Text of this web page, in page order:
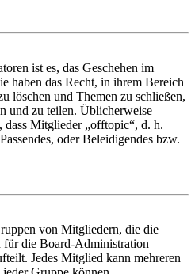
ist es, das Geschehen im
haben das Recht, in ihrem Bereich
löschen und Themen zu schließen,
und zu teilen. Üblicherweise
dass Mitglieder „offtopic“, d. h.
oder Beleidigendes bzw.
von Mitgliedern, die die
die Board-Administration
Jedes Mitglied kann mehreren